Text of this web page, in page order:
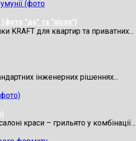
(фото "до" та "після")
KRAFT для квартир та приватних...
інженерних рішеннях...
краси – грильято у комбінації...